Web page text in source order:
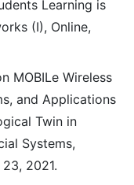
Learning is
(I), Online,
MOBILe Wireless
and Applications
Twin in
Systems,
2021.